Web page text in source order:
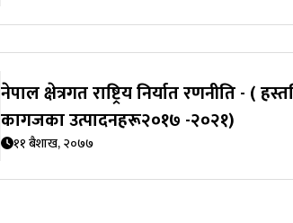
नेपाल क्षेत्रगत राष्ट्रिय निर्यात रणनीति - (
कागजका उत्पादनहरू२०१७ -२०२१)
११ बैशाख, २०७७